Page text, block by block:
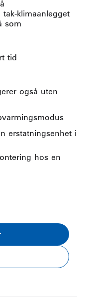
klimaanlegget
som
tid
også uten
erstatningsenhet i
hos en